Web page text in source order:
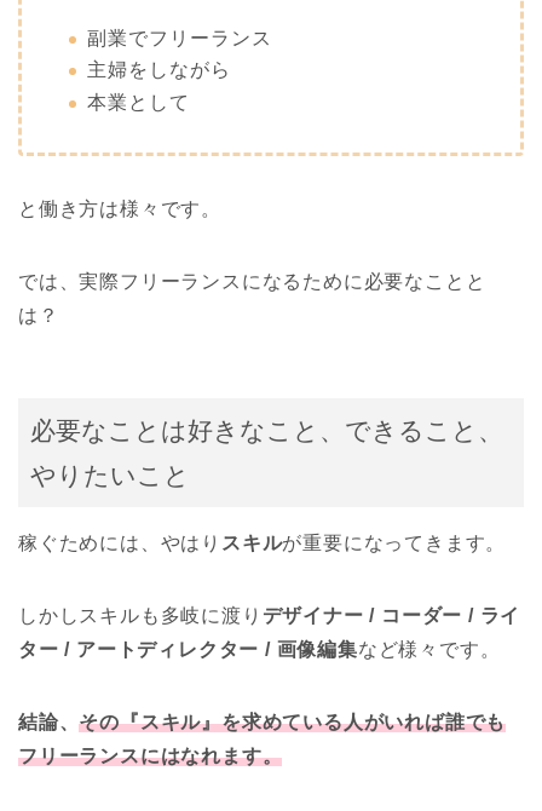
副業でフリーランス
主婦をしながら
本業として
と働き方は様々です。
では、実際フリーランスになるために必要なことと
は？
必要なことは好きなこと、できること、
やりたいこと
稼ぐためには、やはり スキルが重要になってきます。
しかしスキルも多岐に渡り デザイナー / コーダー / ライ
ター / アートディレクター / 画像編集など様々です。
結論、その『スキル』を求めている人がいれば誰でも
フリーランスにはなれます。